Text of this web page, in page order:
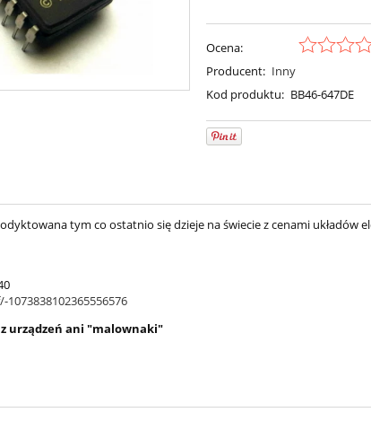
Ocena:
Producent: Inny
Kod produktu: BB46-647DE
tym co ostatnio się dzieje na świecie z cenami układów
z urządzeń ani "malownaki"